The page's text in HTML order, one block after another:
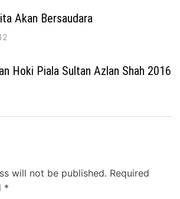
Akan Bersaudara
Hoki Piala Sultan Azlan Shah 2016
will not be published. Required
*